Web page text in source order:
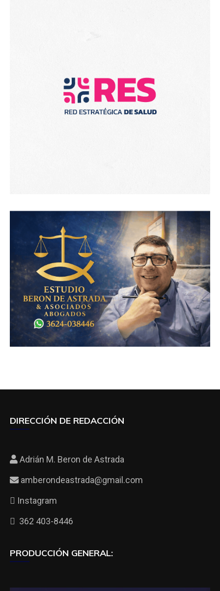
DIRECCIÓN DE REDACCIÓN
Adrián M. Beron de Astrada
amberondeastrada@gmail.com
Instagram
362 403-8446
PRODUCCIÓN GENERAL: